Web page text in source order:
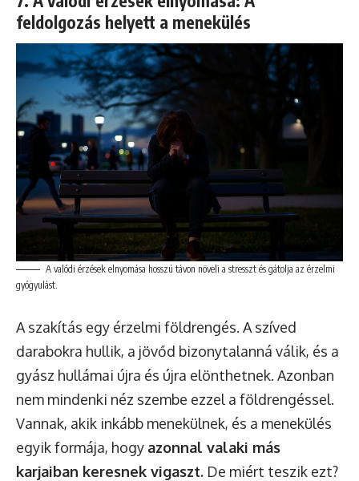
feldolgozás helyett a menekülés
A valódi érzések elnyomása hosszú távon növeli a stresszt és gátolja az érzelmi
gyógyulást.
A szakítás egy érzelmi földrengés. A szíved
darabokra hullik, a jövőd bizonytalanná válik, és a
gyász hullámai újra és újra elönthetnek. Azonban
nem mindenki néz szembe ezzel a földrengéssel.
Vannak, akik inkább menekülnek, és a menekülés
egyik formája, hogy azonnal valaki más
karjaiban keresnek vigaszt. De miért teszik ezt?